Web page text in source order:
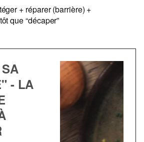
+ réparer (barrière) +
que “décaper”
- LA